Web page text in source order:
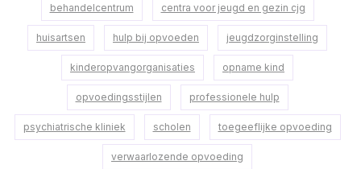
behandelcentrum centra voor jeugd en gezin cjg
huisartsen hulp bij opvoeden jeugdzorginstelling
kinderopvangorganisaties opname kind
opvoedingsstijlen professionele hulp
psychiatrische kliniek scholen toegeeflijke opvoeding
verwaarlozende opvoeding